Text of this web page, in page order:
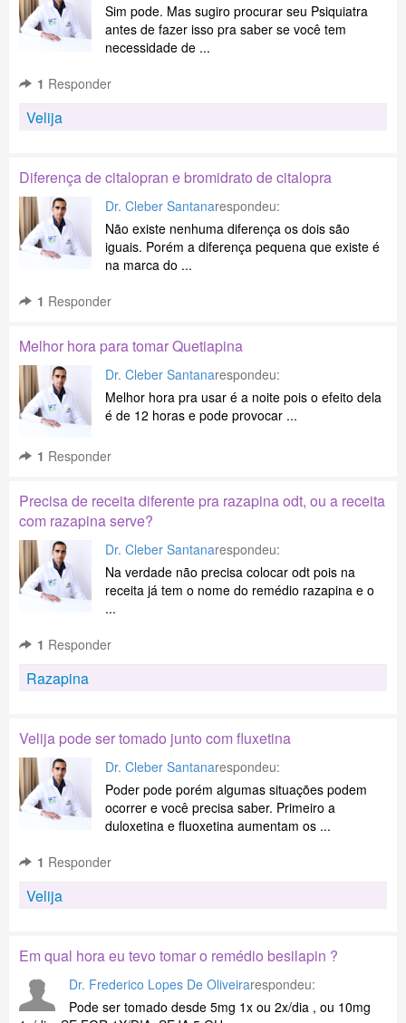
Sim pode. Mas sugiro procurar seu Psiquiatra
antes de fazer isso pra saber se você tem
necessidade de ...
1 Responder
Velija
Diferença de citalopran e bromidrato de citalopra
Dr. Cleber Santanarespondeu:
Não existe nenhuma diferença os dois são
iguais. Porém a diferença pequena que existe é
na marca do ...
1 Responder
Melhor hora para tomar Quetiapina
Dr. Cleber Santanarespondeu:
Melhor hora pra usar é a noite pois o efeito dela
é de 12 horas e pode provocar ...
1 Responder
Precisa de receita diferente pra razapina odt, ou a receita
com razapina serve?
Dr. Cleber Santanarespondeu:
Na verdade não precisa colocar odt pois na
receita já tem o nome do remédio razapina e o
...
1 Responder
Razapina
Velija pode ser tomado junto com fluxetina
Dr. Cleber Santanarespondeu:
Poder pode porém algumas situações podem
ocorrer e você precisa saber. Primeiro a
duloxetina e fluoxetina aumentam os ...
1 Responder
Velija
Em qual hora eu tevo tomar o remédio besilapin ?
Dr. Frederico Lopes De Oliveirarespondeu:
Pode ser tomado desde 5mg 1x ou 2x/dia , ou 10mg